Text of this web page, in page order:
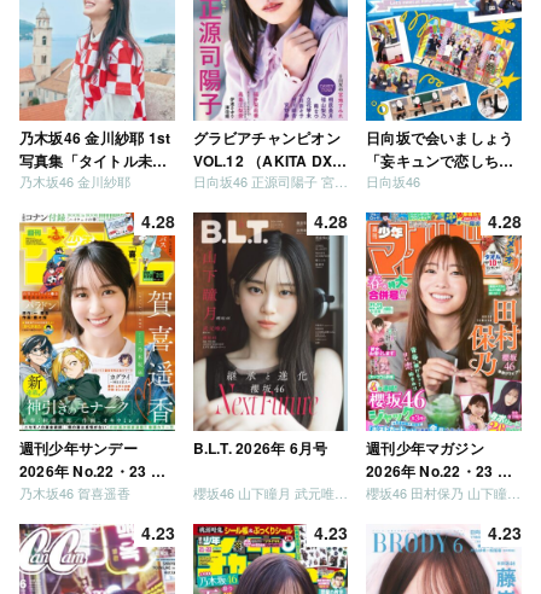
乃木坂46 金川紗耶 1st
写真集「タイトル未
定」
乃木坂46 金川紗耶
グラビアチャンピオン
VOL.12 （AKITA DXシ
リーズ）
日向坂46 正源司陽子 宮地すみれ
日向坂で会いましょう
「妄キュンで恋しちゃ
いましょう」「どっち
う」「ご褒美でロケし
ましょう」「フレンド
リーになりましょう」
「笑って卒業を祝いま
しょう」 [Blu-ray]
日向坂46
4.28
週刊少年サンデー
2026年 No.22・23 合
併号
乃木坂46 賀喜遥香
4.28
B.L.T. 2026年 6月号
櫻坂46 山下瞳月 武元唯衣 / 乃木坂46 海邉朱莉
4.28
週刊少年マガジン
2026年 No.22・23 合
併号
4.23 4.23 4.23